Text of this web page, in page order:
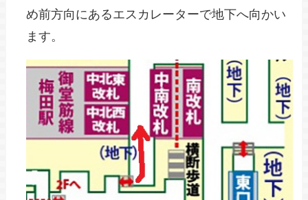
め前方向にあるエスカレーターで地下へ向かい
ます。